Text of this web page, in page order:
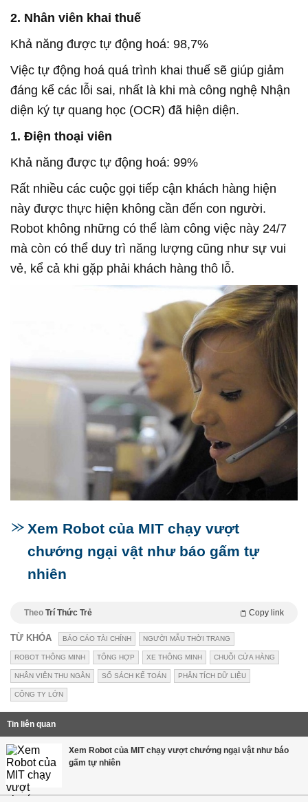
2. Nhân viên khai thuế
Khả năng được tự động hoá: 98,7%
Việc tự động hoá quá trình khai thuế sẽ giúp giảm
đáng kể các lỗi sai, nhất là khi mà công nghệ Nhận
diện ký tự quang học (OCR) đã hiện diện.
1. Điện thoại viên
Khả năng được tự động hoá: 99%
Rất nhiều các cuộc gọi tiếp cận khách hàng hiện
này được thực hiện không cần đến con người.
Robot không những có thể làm công việc này 24/7
mà còn có thể duy trì năng lượng cũng như sự vui
vẻ, kể cả khi gặp phải khách hàng thô lỗ.
Xem Robot của MIT chạy vượt
chướng ngại vật như báo gấm tự
nhiên
Theo Trí Thức Trẻ Copy link
TỪ KHÓA BÁO CÁO TÀI CHÍNH NGƯỜI MẪU THỜI TRANG
ROBOT THÔNG MINH TỔNG HỢP XE THÔNG MINH CHUỖI CỬA HÀNG
NHÂN VIÊN THU NGÂN SỔ SÁCH KẾ TOÁN PHÂN TÍCH DỮ LIỆU
CÔNG TY LỚN
Tin liên quan
Xem Robot của MIT chạy vượt chướng ngại vật như báo
gấm tự nhiên